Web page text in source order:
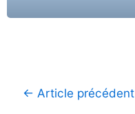
Navigation
← Article précédent